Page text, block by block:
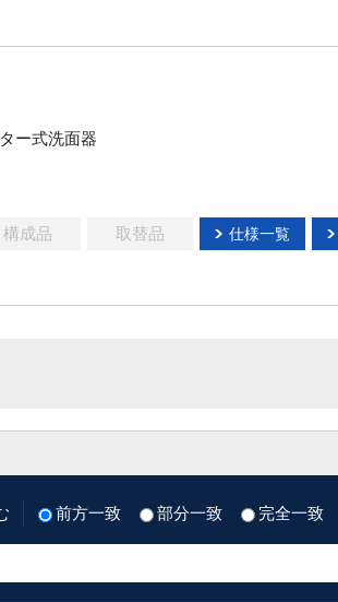
ー式洗面器
構成品 取替品 仕様一覧
前方一致 部分一致 完全一致